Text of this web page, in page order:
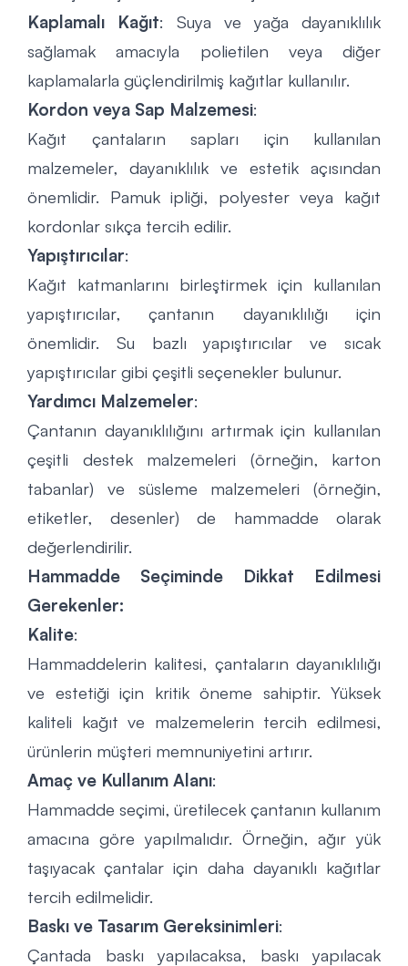
Kaplamalı Kağıt: Suya ve yağa dayanıklılık
sağlamak amacıyla polietilen veya diğer
kaplamalarla güçlendirilmiş kağıtlar kullanılır.
Kordon veya Sap Malzemesi:
Kağıt çantaların sapları için kullanılan
malzemeler, dayanıklılık ve estetik açısından
önemlidir. Pamuk ipliği, polyester veya kağıt
kordonlar sıkça tercih edilir.
Yapıştırıcılar:
Kağıt katmanlarını birleştirmek için kullanılan
yapıştırıcılar, çantanın dayanıklılığı için
önemlidir. Su bazlı yapıştırıcılar ve sıcak
yapıştırıcılar gibi çeşitli seçenekler bulunur.
Yardımcı Malzemeler:
Çantanın dayanıklılığını artırmak için kullanılan
çeşitli destek malzemeleri (örneğin, karton
tabanlar) ve süsleme malzemeleri (örneğin,
etiketler, desenler) de hammadde olarak
değerlendirilir.
Hammadde Seçiminde Dikkat Edilmesi
Gerekenler:
Kalite:
Hammaddelerin kalitesi, çantaların dayanıklılığı
ve estetiği için kritik öneme sahiptir. Yüksek
kaliteli kağıt ve malzemelerin tercih edilmesi,
ürünlerin müşteri memnuniyetini artırır.
Amaç ve Kullanım Alanı:
Hammadde seçimi, üretilecek çantanın kullanım
amacına göre yapılmalıdır. Örneğin, ağır yük
taşıyacak çantalar için daha dayanıklı kağıtlar
tercih edilmelidir.
Baskı ve Tasarım Gereksinimleri:
Çantada baskı yapılacaksa, baskı yapılacak